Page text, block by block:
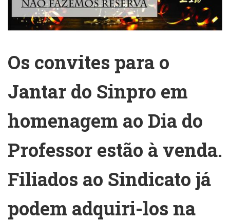
Os convites para o
Jantar do Sinpro em
homenagem ao Dia do
Professor estão à venda.
Filiados ao Sindicato já
podem adquiri-los na